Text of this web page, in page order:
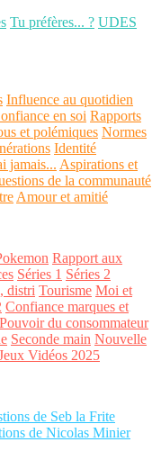
Tu préfères... ? UDES
Influence au quotidien
en soi Rapports
et polémiques Normes
Identité
jamais... Aspirations et
de la communauté
Amour et amitié
Rapport aux
Séries 1 Séries 2
distri Tourisme Moi et
Confiance marques et
Pouvoir du consommateur
Seconde main Nouvelle
Vidéos 2025
de Seb la Frite
de Nicolas Minier